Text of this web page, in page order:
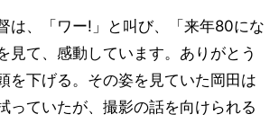
は、「ワー!」と叫び、「来年80にな
見て、感動しています。ありがとう
を下げる。その姿を見ていた岡田は
っていたが、撮影の話を向けられる